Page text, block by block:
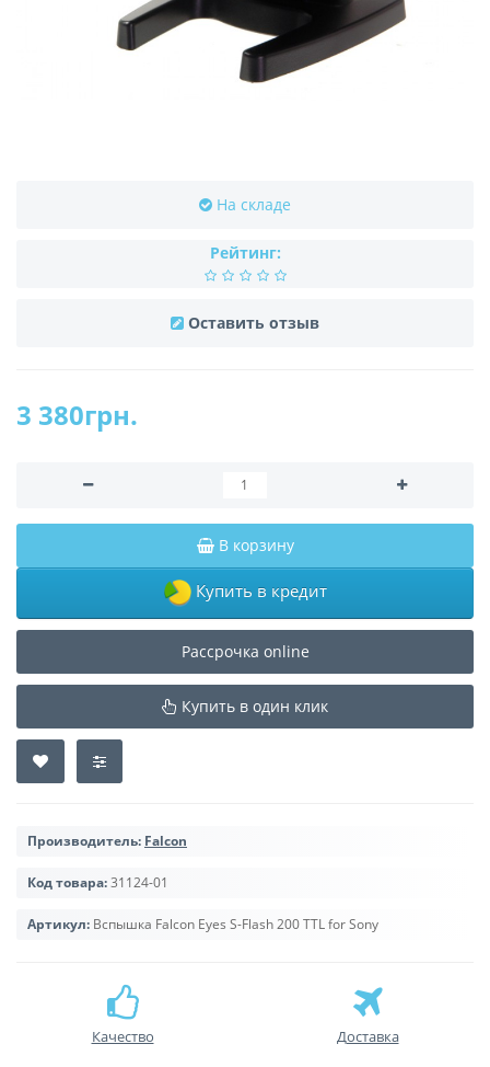
На складе
Рейтинг:
Оставить отзыв
3 380грн.
В корзину
Купить в кредит
Рассрочка online
Купить в один клик
Производитель: Falcon
Код товара:31124-01
Артикул: Вспышка Falcon Eyes S-Flash 200 TTL for Sony
Качество Доставка